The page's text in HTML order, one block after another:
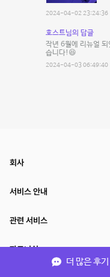
2024-04-02 23:24:36
호스트님의 답글
작년 6월에 리뉴얼
습니다!😆
2024-04-03 06:49:40
더 많은 후기
회사
서비스 안내
관련 서비스
파트너쉽